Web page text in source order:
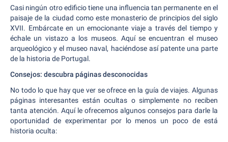
Casi ningún otro edificio tiene una influencia tan permanente en el
paisaje de la ciudad como este monasterio de principios del siglo
XVII. Embárcate en un emocionante viaje a través del tiempo y
échale un vistazo a los museos. Aquí se encuentran el museo
arqueológico y el museo naval, haciéndose así patente una parte
de la historia de Portugal.
Consejos: descubra páginas desconocidas
No todo lo que hay que ver se ofrece en la guía de viajes. Algunas
páginas interesantes están ocultas o simplemente no reciben
tanta atención. Aquí le ofrecemos algunos consejos para darle la
oportunidad de experimentar por lo menos un poco de está
historia oculta: